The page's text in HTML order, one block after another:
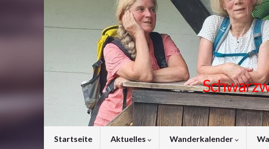
Startseite Aktuelles Wanderkalender